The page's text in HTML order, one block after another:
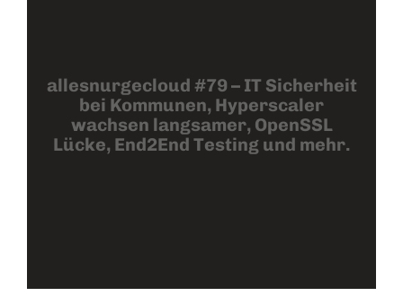
allesnurgecloud #79 – IT Sicherheit
bei Kommunen, Hyperscaler
wachsen langsamer, OpenSSL
Lücke, End2End Testing und mehr.